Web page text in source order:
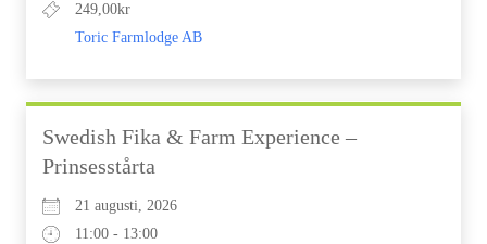
249,00kr
Toric Farmlodge AB
Swedish Fika & Farm Experience –
Prinsesstårta
21 augusti, 2026
11:00 - 13:00